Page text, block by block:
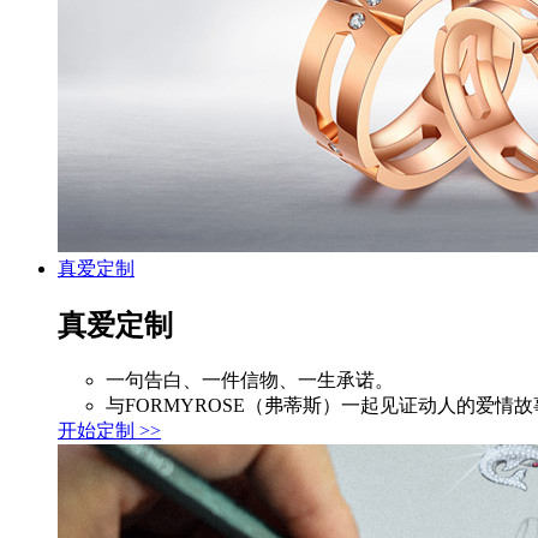
真爱定制
真爱定制
一句告白、一件信物、一生承诺。
与FORMYROSE（弗蒂斯）一起见证动人的爱情故
开始定制 >>